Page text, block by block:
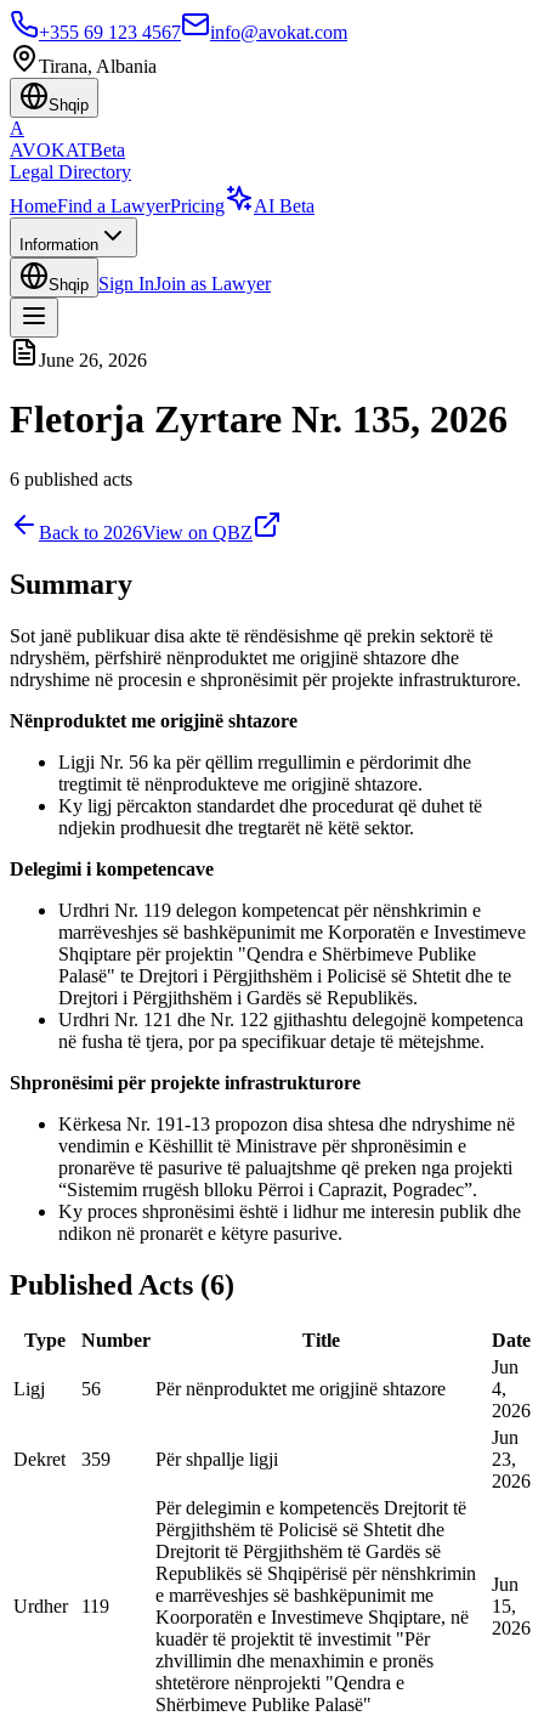
+355 69 123 4567
info@avokat.com
Tirana, Albania
Shqip
A
AVOKATBeta
Legal Directory
HomeFind a LawyerPricing AI Beta
Information
Shqip Sign InJoin as Lawyer
June 26, 2026
Fletorja Zyrtare Nr. 135, 2026
6 published acts
Back to 2026View on QBZ
Summary
Sot janë publikuar disa akte të rëndësishme që prekin sektorë të
ndryshëm, përfshirë nënproduktet me origjinë shtazore dhe
ndryshime në procesin e shpronësimit për projekte infrastrukturore.
Nënproduktet me origjinë shtazore
Ligji Nr. 56 ka për qëllim rregullimin e përdorimit dhe
tregtimit të nënprodukteve me origjinë shtazore.
Ky ligj përcakton standardet dhe procedurat që duhet të
ndjekin prodhuesit dhe tregtarët në këtë sektor.
Delegimi i kompetencave
Urdhri Nr. 119 delegon kompetencat për nënshkrimin e
marrëveshjes së bashkëpunimit me Korporatën e Investimeve
Shqiptare për projektin "Qendra e Shërbimeve Publike
Palasë" te Drejtori i Përgjithshëm i Policisë së Shtetit dhe te
Drejtori i Përgjithshëm i Gardës së Republikës.
Urdhri Nr. 121 dhe Nr. 122 gjithashtu delegojnë kompetenca
në fusha të tjera, por pa specifikuar detaje të mëtejshme.
Shpronësimi për projekte infrastrukturore
Kërkesa Nr. 191-13 propozon disa shtesa dhe ndryshime në
vendimin e Këshillit të Ministrave për shpronësimin e
pronarëve të pasurive të paluajtshme që preken nga projekti
“Sistemim rrugësh blloku Përroi i Caprazit, Pogradec”.
Ky proces shpronësimi është i lidhur me interesin publik dhe
ndikon në pronarët e këtyre pasurive.
Published Acts (6)
Type Number Title Date
Ligj 56 Për nënproduktet me origjinë shtazore
Jun
4,
2026
Dekret 359 Për shpallje ligji
Jun
23,
2026
Urdher 119
Për delegimin e kompetencës Drejtorit të
Përgjithshëm të Policisë së Shtetit dhe
Drejtorit të Përgjithshëm të Gardës së
Republikës së Shqipërisë për nënshkrimin
e marrëveshjes së bashkëpunimit me
Koorporatën e Investimeve Shqiptare, në
kuadër të projektit të investimit "Për
zhvillimin dhe menaxhimin e pronës
shtetërore nënprojekti "Qendra e
Shërbimeve Publike Palasë"
Jun
15,
2026